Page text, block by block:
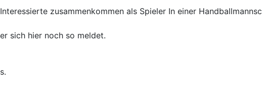
zusammenkommen als Spieler In einer
sich hier noch so meldet.